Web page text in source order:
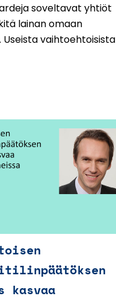
soveltavat yhtiöt
lainan omaan
Useista vaihtoehtoisista
kasvaa